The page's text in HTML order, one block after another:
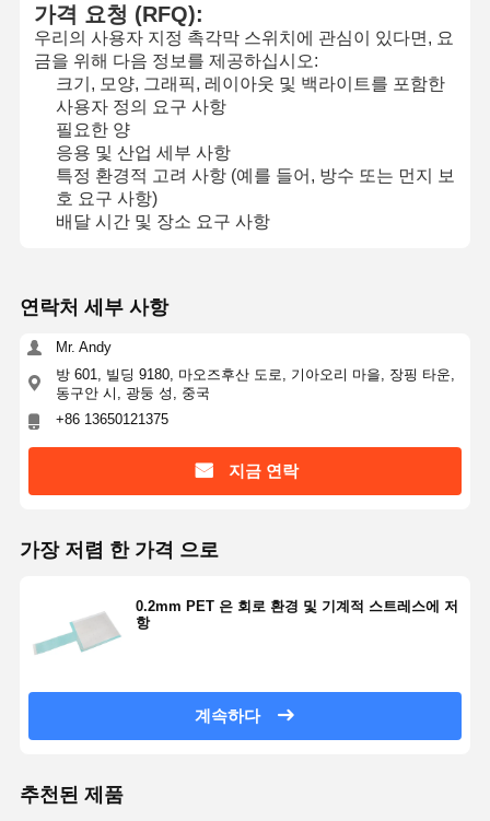
인용 을 요청
하십시오
맞춘 멤브레인 스위치
산업적 멤브레인 스위치
신축막 스위치
FPC 멤브레인 스위치
백라이트 멤브레인 스위치
키패드 멤브레인 스위치
PET 회로
빛 가이드 필름
금속 돔 조립
PMMA 렌즈
가격 요청 (RFQ):
우리의 사용자 지정 촉각막 스위치에 관심이 있다면, 요
금을 위해 다음 정보를 제공하십시오:
크기, 모양, 그래픽, 레이아웃 및 백라이트를 포함한
사용자 정의 요구 사항
필요한 양
응용 및 산업 세부 사항
특정 환경적 고려 사항 (예를 들어, 방수 또는 먼지 보
호 요구 사항)
배달 시간 및 장소 요구 사항
연락처 세부 사항
Mr. Andy
방 601, 빌딩 9180, 마오즈후산 도로, 기아오리 마을, 장핑 타운,
동구안 시, 광둥 성, 중국
+86 13650121375
지금 연락
가장 저렴 한 가격 으로
0.2mm PET 은 회로 환경 및 기계적 스트레스에 저
항
계속하다
추천된 제품